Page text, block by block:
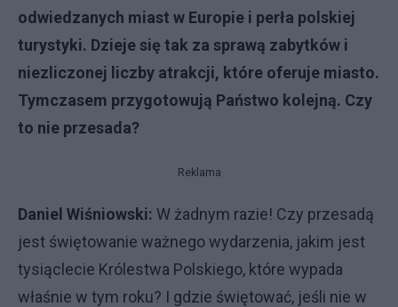
odwiedzanych miast w Europie i perła polskiej
turystyki. Dzieje się tak za sprawą zabytków i
niezliczonej liczby atrakcji, które oferuje miasto.
Tymczasem przygotowują Państwo kolejną. Czy
to nie przesada?
Reklama
Daniel Wiśniowski: W żadnym razie! Czy przesadą
jest świętowanie ważnego wydarzenia, jakim jest
tysiąclecie Królestwa Polskiego, które wypada
właśnie w tym roku? I gdzie świętować, jeśli nie w